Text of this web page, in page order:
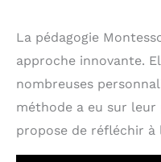
La pédagogie
approche innovante.
nombreuses
méthode a eu sur
propose de réfléchir à